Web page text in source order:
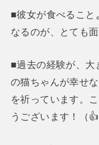
■彼女が食べること
なるのが、とても
■過去の経験が、大
の猫ちゃんが幸せ
を祈っています。
うございます！（